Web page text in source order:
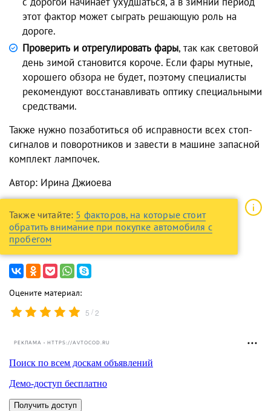
этот фактор может сыграть решающую роль на
дороге.
Проверить и отрегулировать фары, так как световой
день зимой становится короче. Если фары мутные,
хорошего обзора не будет, поэтому специалисты
рекомендуют восстанавливать оптику специальными
средствами.
Также нужно позаботиться об исправности всех стоп-
сигналов и поворотников и завести в машине запасной
комплект лампочек.
Автор: Ирина Джиоева
Также читайте: 5 факторов, на которые стоит
обратить внимание при покупке автомобиля с
пробегом
Оцените материал:
5 /2
РЕКЛАМА • HTTPS://AVTOCOD.RU